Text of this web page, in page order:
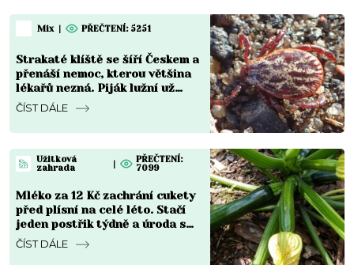
Mix | PŘEČTENÍ: 5251
Strakaté klíště se šíří Českem a
přenáší nemoc, kterou většina
lékařů nezná. Piják lužní už
není jen na Moravě
ČÍST DÁLE
Užitková
zahrada
|
PŘEČTENÍ:
7099
Mléko za 12 Kč zachrání cukety
před plísní na celé léto. Stačí
jeden postřik týdně a úroda se
zdvojnásobí
ČÍST DÁLE